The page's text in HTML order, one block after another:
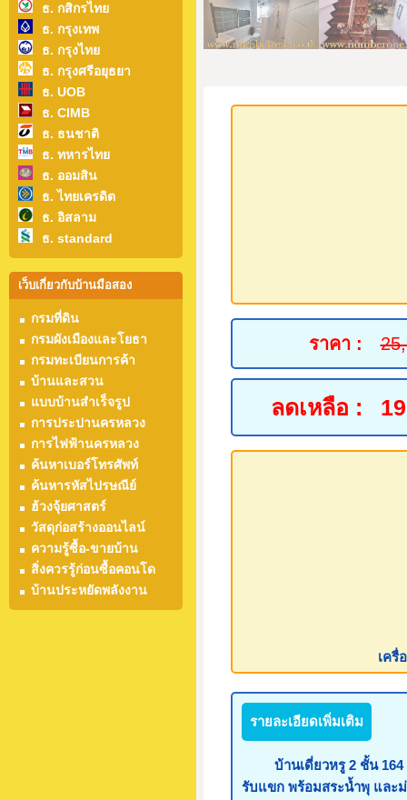
ธ. กสิกรไทย
ธ. กรุงเทพ
ธ. กรุงไทย
ธ. กรุงศรีอยุธยา
ธ. UOB
ธ. CIMB
ธ. ธนชาติ
ธ. ทหารไทย
ธ. ออมสิน
ธ. ไทยเครดิต
ธ. อิสลาม
ธ. standard
เว็บเกี่ยวกับบ้านมือสอง
กรมที่ดิน
กรมผังเมืองและโยธา
กรมทะเบียนการค้า
บ้านและสวน
แบบบ้านสำเร็จรูป
การประปานครหลวง
การไฟฟ้านครหลวง
ค้นหาเบอร์โทรศัพท์
ค้นหารหัสไปรษณีย์
ฮ้วงจุ้ยศาสตร์
วัสดุก่อสร้างออนไลน์
ความรู้ซื้อ-ขายบ้าน
สิ่งควรรู้ก่อนซื้อคอนโด
บ้านประหยัดพลังงาน
ราคา :
ลดเหลือ :
เครื่
รายละเอียดเพิ่มเติม
บ้านเดี่ยวหรู 2 ชั้น 164 ต
รับแขก พร้อมสระน้ำพุ และ